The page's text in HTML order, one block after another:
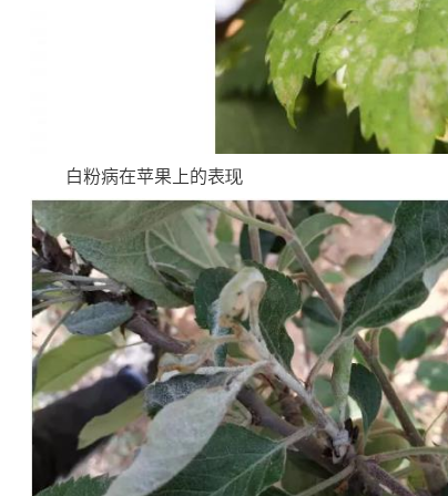
白粉病在苹果上的表现